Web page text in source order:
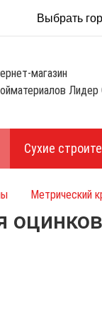
Выбрать
магазин
Лидер
Сухие
Метрический